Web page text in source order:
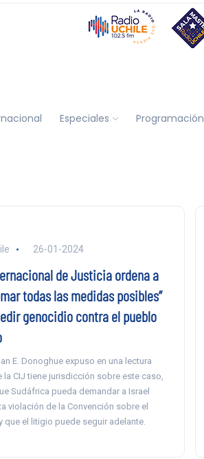
Especiales Programación
26-01-2024
de Justicia ordena a
todas las medidas posibles”
genocidio contra el pueblo
E. Donoghue expuso en una lectura
la CIJ tiene jurisdicción sobre este caso,
Sudáfrica pueda demandar a Israel
violación de la Convención sobre el
que el litigio puede seguir adelante.